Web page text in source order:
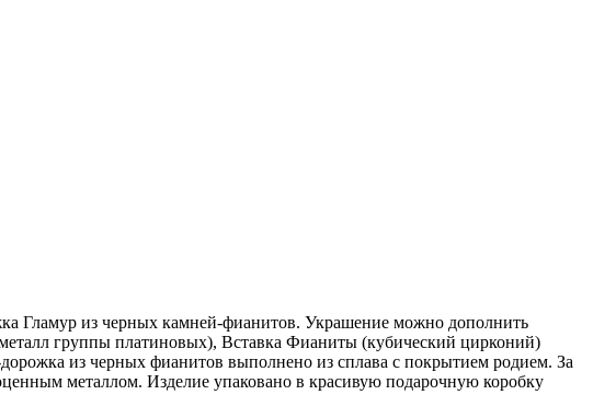
Гламур из черных камней-фианитов. Украшение можно дополнить
группы платиновых), Вставка Фианиты (кубический цирконий)
из черных фианитов выполнено из сплава с покрытием родием. За
металлом. Изделие упаковано в красивую подарочную коробку